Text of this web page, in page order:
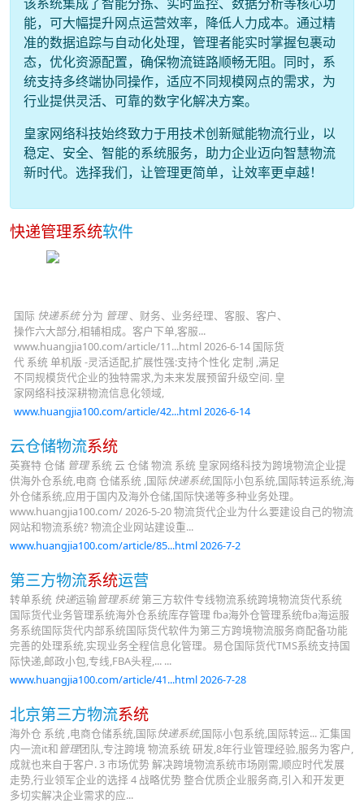
能，可大幅提升网点运营效率，降低人力成本。通过精
准的数据追踪与自动化处理，管理者能实时掌握包裹动
态，优化资源配置，确保物流链路顺畅无阻。同时，系
统支持多终端协同操作，适应不同规模网点的需求，为
行业提供灵活、可靠的数字化解决方案。
皇家网络科技始终致力于用技术创新赋能物流行业，以
稳定、安全、智能的系统服务，助力企业迈向智慧物流
新时代。选择我们，让管理更简单，让效率更卓越！
快递管理系统软件
国际 快递系统分为 管理、财务、业务经理、客服、客户、
操作六大部分,相辅相成。客户下单,客服...
www.huangjia100.com/article/11...html 2026-6-14 国际货
代 系统 单机版 -灵活适配,扩展性强:支持个性化 定制 ,满足
不同规模货代企业的独特需求,为未来发展预留升级空间. 皇
家网络科技深耕物流信息化领域,
www.huangjia100.com/article/42...html 2026-6-14
云仓储物流系统
英赛特 仓储 管理系统 云 仓储 物流 系统 皇家网络科技为跨境物流企业提
供海外仓系统,电商 仓储系统 ,国际快递系统,国际小包系统,国际转运系统,海
外仓储系统,应用于国内及海外仓储,国际快递等多种业务处理。
www.huangjia100.com/ 2026-5-20 物流货代企业为什么要建设自己的物流
网站和物流系统? 物流企业网站建设重...
www.huangjia100.com/article/85...html 2026-7-2
第三方物流系统运营
转单系统 快递运输管理系统第三方软件专线物流系统跨境物流货代系统
国际货代业务管理系统海外仓系统库存管理 fba海外仓管理系统fba海运服
务系统国际货代内部系统国际货代软件为第三方跨境物流服务商配备功能
完善的处理系统,实现业务全程信息化管理。易仓国际货代TMS系统支持国
际快递,邮政小包,专线,FBA头程,... ...
www.huangjia100.com/article/41...html 2026-7-28
北京第三方物流系统
海外仓 系统 ,电商仓储系统,国际快递系统,国际小包系统,国际转运... 汇集国
内一流it和管理团队,专注跨境 物流系统 研发,8年行业管理经验,服务为客户,
成就也来自于客户. 3 市场优势 解决跨境物流系统市场刚需,顺应时代发展
走势,行业领军企业的选择 4 战略优势 整合优质企业服务商,引入和开发更
多切实解决企业需求的应...